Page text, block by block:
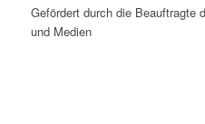
Gefördert durch die Beauftragte
und Medien